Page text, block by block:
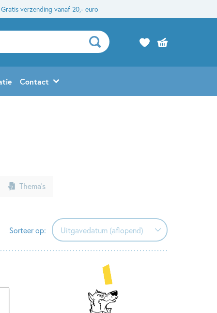
Gratis verzending vanaf 20,- euro
Contact
Thema’s
Sorteer op: Uitgavedatum (aflopend)
Uitgavedatum (aflopend)
Uitgavedatum (oplopend)
Alfabetisch (A-Z)
Alfabetisch (Z-A)